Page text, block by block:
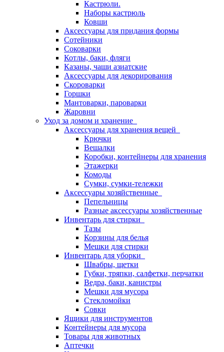
Кастрюли.
Наборы кастрюль
Ковши
Аксессуары для придания формы
Сотейники
Соковарки
Котлы, баки, фляги
Казаны, чаши азиатские
Аксессуары для декорирования
Скороварки
Горшки
Мантоварки, пароварки
Жаровни
Уход за домом и хранение
Аксессуары для хранения вещей
Крючки
Вешалки
Коробки, контейнеры для хранения
Этажерки
Комоды
Сумки, сумки-тележки
Аксессуары хозяйственные
Пепельницы
Разные аксессуары хозяйственные
Инвентарь для стирки
Тазы
Корзины для белья
Мешки для стирки
Инвентарь для уборки
Швабры, щетки
Губки, тряпки, салфетки, перчатки
Ведра, баки, канистры
Мешки для мусора
Стекломойки
Совки
Ящики для инструментов
Контейнеры для мусора
Товары для животных
Аптечки